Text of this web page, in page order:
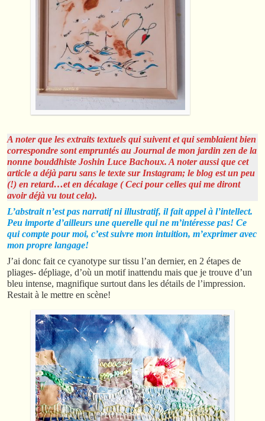
A noter que les extraits textuels qui suivent et qui semblaient bien
correspondre sont empruntés au Journal de mon jardin zen de la
nonne bouddhiste Joshin Luce Bachoux. A noter aussi que cet
article a déjà paru sans le texte sur Instagram; le blog est un peu
(!) en retard…et en décalage ( Ceci pour celles qui me diront
avoir déjà vu tout cela).
L’abstrait n’est pas narratif ni illustratif, il fait appel à l’intellect.
Peu importe d’ailleurs une querelle qui ne m’intéresse pas! Ce
qui compte pour moi, c’est suivre mon intuition, m’exprimer avec
mon propre langage!
J’ai donc fait ce cyanotype sur tissu l’an dernier, en 2 étapes de
pliages- dépliage, d’où un motif inattendu mais que je trouve d’un
bleu intense, magnifique surtout dans les détails de l’impression.
Restait à le mettre en scène!